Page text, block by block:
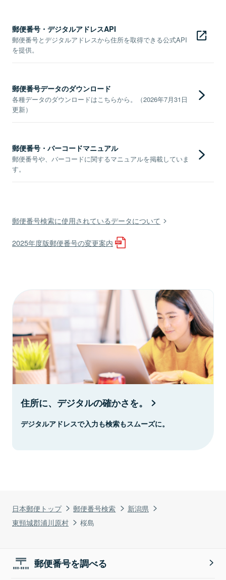
日本郵便トップ 郵便番号検索
新潟県
東頸城郡浦川原村
桜島
郵便番号・デジタルアドレスAPI
郵便番号とデジタルアドレスから住所を取得できる公式API
を提供。
郵便番号データのダウンロード
各種データのダウンロードはこちらから。（2026年7月31日
更新）
郵便番号・バーコードマニュアル
郵便番号や、バーコードに関するマニュアルを掲載していま
す。
郵便番号検索に使用されているデータについて
2025年度版郵便番号の変更案内
住所に、デジタルの確かさを。
デジタルアドレスで入力も検索もスムーズに。
郵便番号を調べる